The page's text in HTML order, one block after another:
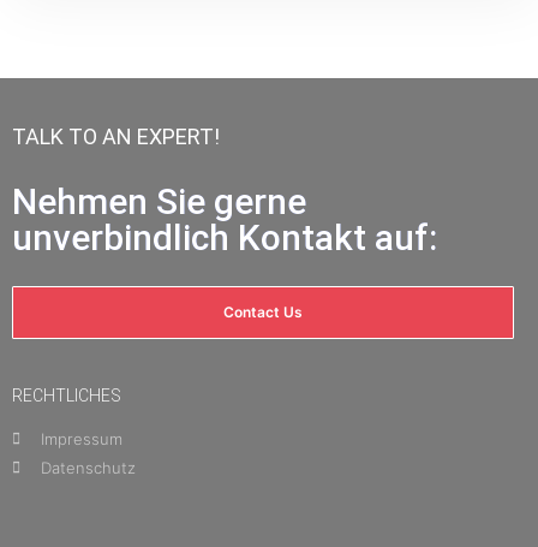
TALK TO AN EXPERT!
Nehmen Sie gerne
unverbindlich Kontakt auf:
Contact Us
RECHTLICHES
Impressum
Datenschutz